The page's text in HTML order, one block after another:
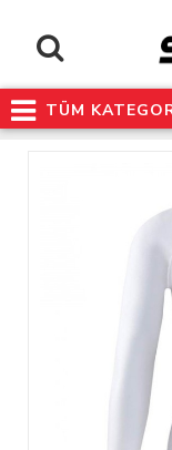
TÜM